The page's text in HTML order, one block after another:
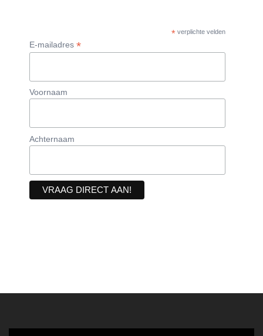
* verplichte velden
E-mailadres *
Voornaam
Achternaam